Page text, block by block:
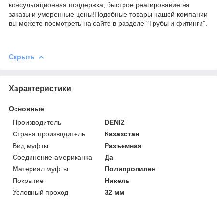
консультационная поддержка, быстрое реагирование на
заказы и умеренные цены!Подобные товары нашей компании
вы можете посмотреть на сайте в разделе "Трубы и фитинги".
Скрыть
Характеристики
Основные
Производитель
DENIZ
Страна производитель
Казахстан
Вид муфты
Разъемная
Соединение американка
Да
Материал муфты
Полипропилен
Покрытие
Никель
Условный проход
32 мм